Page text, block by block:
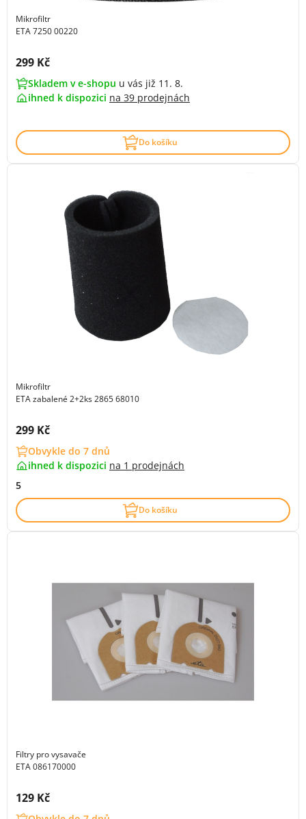
Mikrofiltr
ETA 7250 00220
Cena s DPH:
299 Kč
Skladem v e-shopu u vás již 11. 8.
ihned k dispozici na 39 prodejnách
Do košíku
Mikrofiltr
ETA zabalené 2+2ks 2865 68010
Cena s DPH:
299 Kč
Obvykle do 7 dnů
ihned k dispozici na 1 prodejnách
5
Do košíku
Filtry pro vysavače
ETA 086170000
Cena s DPH:
129 Kč